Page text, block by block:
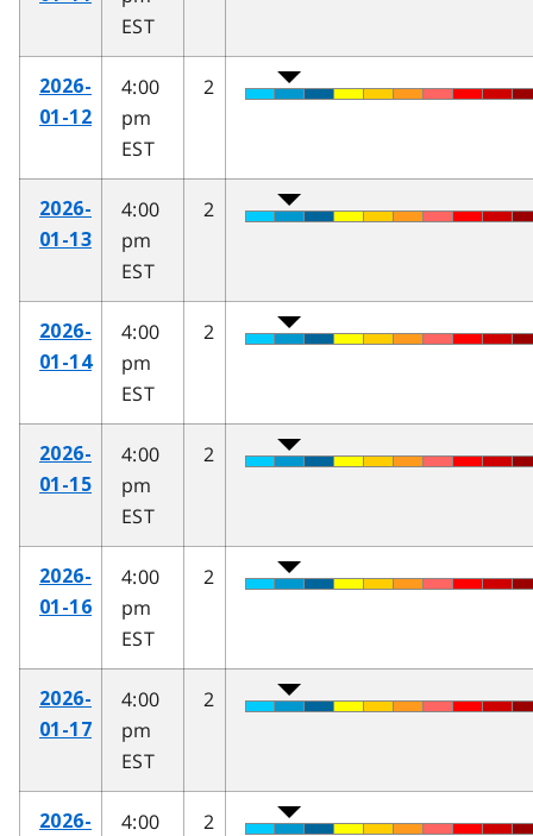
EST
2026-
01-12
4:00
pm
EST
2
2026-
01-13
4:00
pm
EST
2
2026-
01-14
4:00
pm
EST
2
2026-
01-15
4:00
pm
EST
2
2026-
01-16
4:00
pm
EST
2
2026-
01-17
4:00
pm
EST
2
2026-
4:00
2